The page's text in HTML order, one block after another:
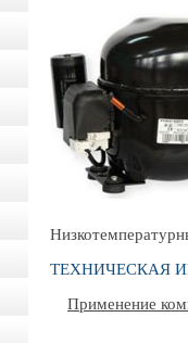
ТЕХНИЧЕСКАЯ
Применение